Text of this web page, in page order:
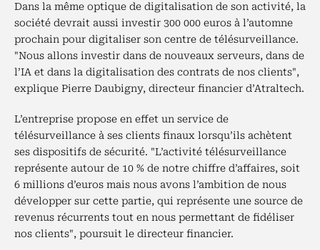
Dans la même optique de digitalisation de son activité, la
société devrait aussi investir 300 000 euros à l’automne
prochain pour digitaliser son centre de télésurveillance.
"Nous allons investir dans de nouveaux serveurs, dans de
l’IA et dans la digitalisation des contrats de nos clients",
explique Pierre Daubigny, directeur financier d’Atraltech.
L’entreprise propose en effet un service de
télésurveillance à ses clients finaux lorsqu’ils achètent
ses dispositifs de sécurité. "L’activité télésurveillance
représente autour de 10 % de notre chiffre d’affaires, soit
6 millions d’euros mais nous avons l’ambition de nous
développer sur cette partie, qui représente une source de
revenus récurrents tout en nous permettant de fidéliser
nos clients", poursuit le directeur financier.